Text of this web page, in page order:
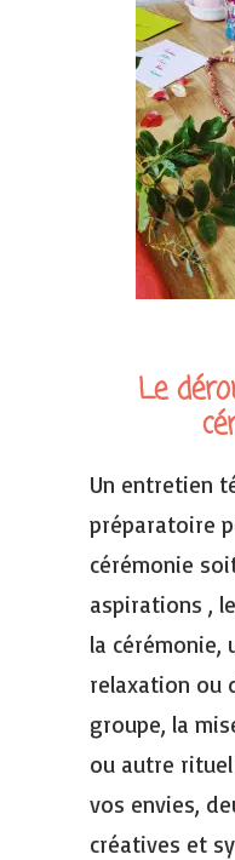
Le
Un entretien
préparatoire
cérémonie
aspirations ,
la cérémonie,
relaxation ou
groupe, la
ou autre
vos envies,
créatives et